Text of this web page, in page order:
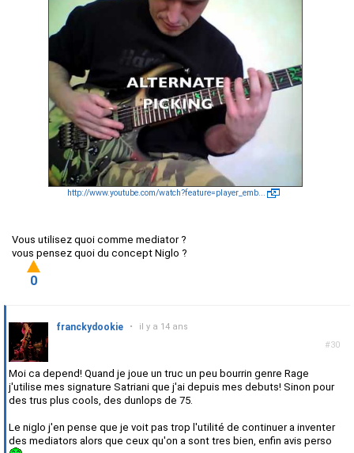
http://www.youtube.com/watch?feature=player_emb...
Vous utilisez quoi comme mediator ?
vous pensez quoi du concept Niglo ?
0
#30
franckydookie • il y a 14 ans
Moi ca depend! Quand je joue un truc un peu bourrin genre Rage
j'utilise mes signature Satriani que j'ai depuis mes debuts! Sinon pour
des trus plus cools, des dunlops de 75.
Le niglo j'en pense que je voit pas trop l'utilité de continuer a inventer
des mediators alors que ceux qu'on a sont tres bien, enfin avis perso